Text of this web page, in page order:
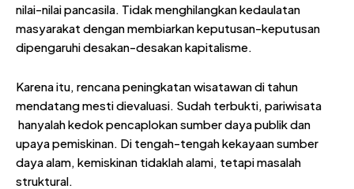
nilai-nilai pancasila. Tidak menghilangkan kedaulatan
masyarakat dengan membiarkan keputusan-keputusan
dipengaruhi desakan-desakan kapitalisme.
Karena itu, rencana peningkatan wisatawan di tahun
mendatang mesti dievaluasi. Sudah terbukti, pariwisata
hanyalah kedok pencaplokan sumber daya publik dan
upaya pemiskinan. Di tengah-tengah kekayaan sumber
daya alam, kemiskinan tidaklah alami, tetapi masalah
struktural.